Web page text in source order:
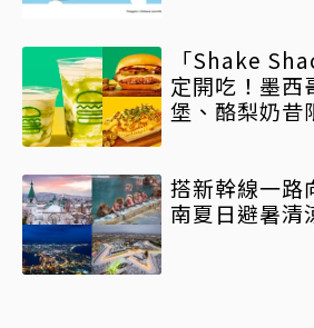
「Shake
定開吃！墨西
堡、酪梨奶昔
搭新幹線一路
南夏日避暑清